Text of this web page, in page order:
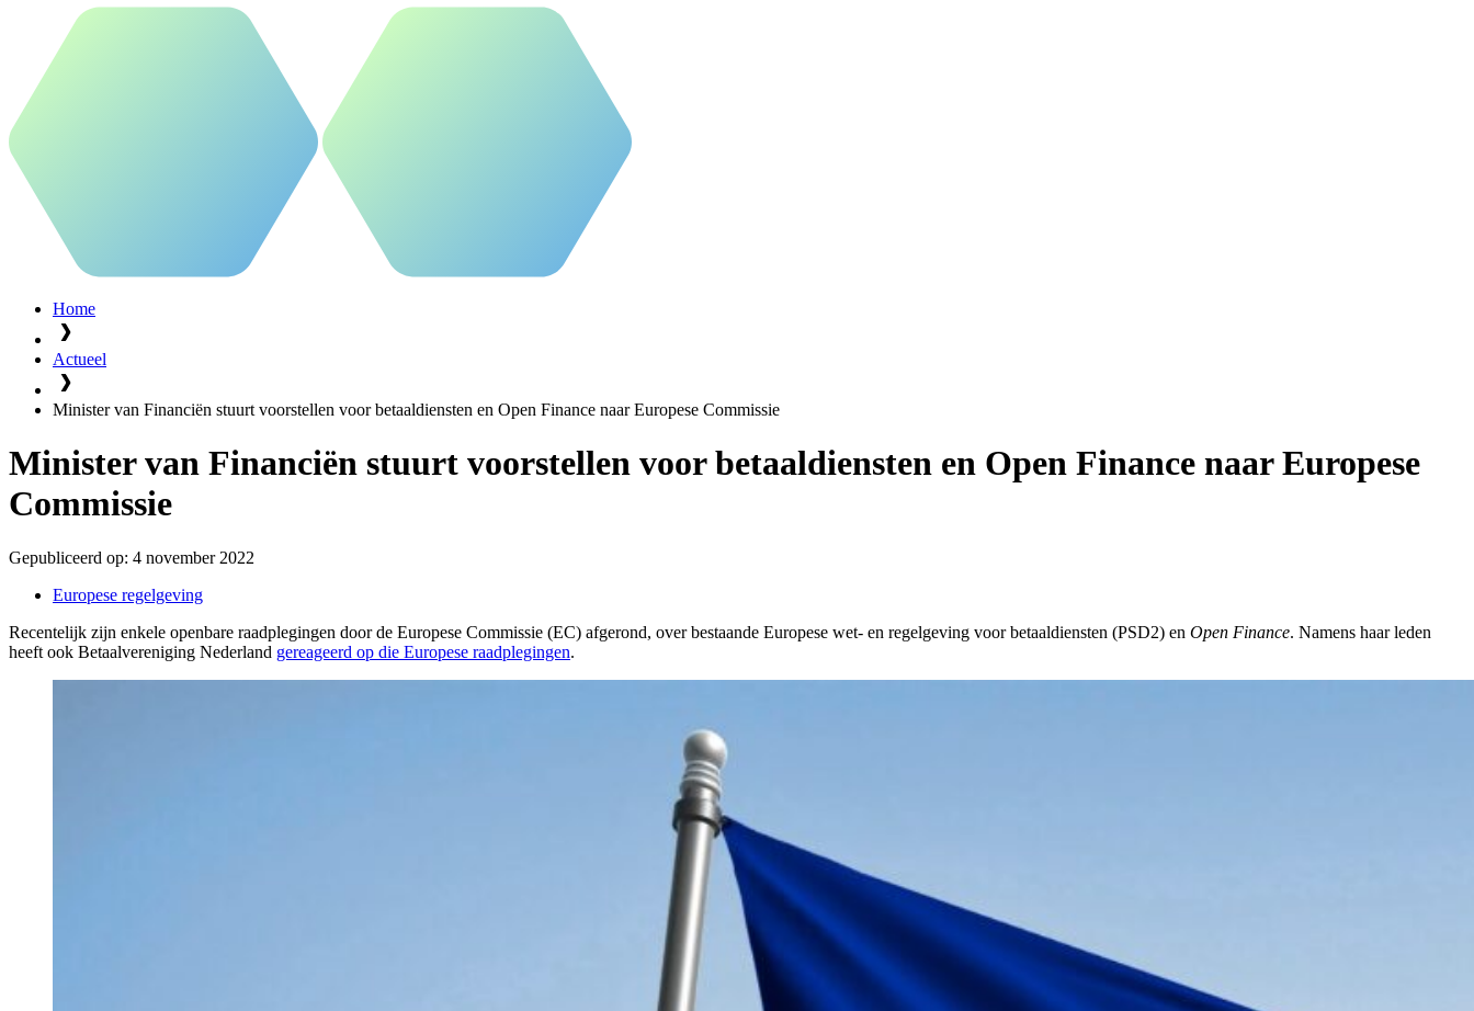
Home
Actueel
Minister van Financiën stuurt voorstellen voor betaaldiensten en Open Finance naar Europese Commissie
Minister van Financiën stuurt voorstellen voor betaaldiensten en Open Finance naar Europese
Commissie
Gepubliceerd op: 4 november 2022
Europese regelgeving
Recentelijk zijn enkele openbare raadplegingen door de Europese Commissie (EC) afgerond, over bestaande Europese wet- en regelgeving voor betaaldiensten (PSD2) en Open Finance. Namens haar leden
heeft ook Betaalvereniging Nederland gereageerd op die Europese raadplegingen.